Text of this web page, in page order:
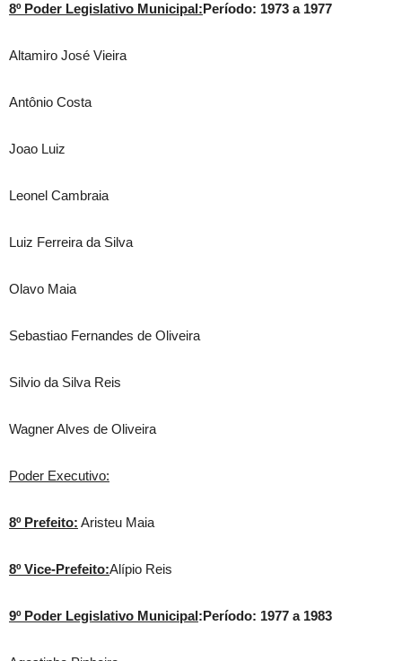
8º Poder Legislativo Municipal:Período: 1973 a 1977
Altamiro José Vieira
Antônio Costa
Joao Luiz
Leonel Cambraia
Luiz Ferreira da Silva
Olavo Maia
Sebastiao Fernandes de Oliveira
Silvio da Silva Reis
Wagner Alves de Oliveira
Poder Executivo:
8º Prefeito: Aristeu Maia
8º Vice-Prefeito:Alípio Reis
9º Poder Legislativo Municipal:Período: 1977 a 1983